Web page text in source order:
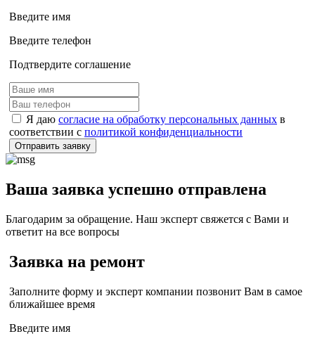
Введите имя
Введите телефон
Подтвердите соглашение
Я даю согласие на обработку персональных данных в
соответствии с политикой конфиденциальности
Отправить заявку
Ваша заявка успешно отправлена
Благодарим за обращение. Наш эксперт свяжется с Вами и
ответит на все вопросы
Заявка на ремонт
Заполните форму и эксперт компании позвонит Вам в самое
ближайшее время
Введите имя